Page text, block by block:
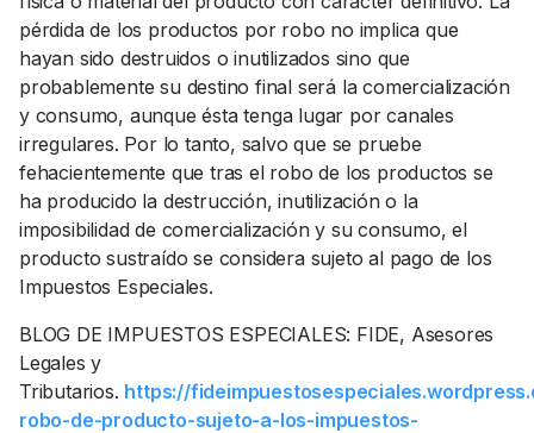
pérdida de los productos por robo no implica que
hayan sido destruidos o inutilizados sino que
probablemente su destino final será la comercialización
y consumo, aunque ésta tenga lugar por canales
irregulares. Por lo tanto, salvo que se pruebe
fehacientemente que tras el robo de los productos se
ha producido la destrucción, inutilización o la
imposibilidad de comercialización y su consumo, el
producto sustraído se considera sujeto al pago de los
Impuestos Especiales.
BLOG DE IMPUESTOS ESPECIALES: FIDE, Asesores
Legales y
Tributarios. https://
robo-de-producto-sujeto-a-los-impuestos-